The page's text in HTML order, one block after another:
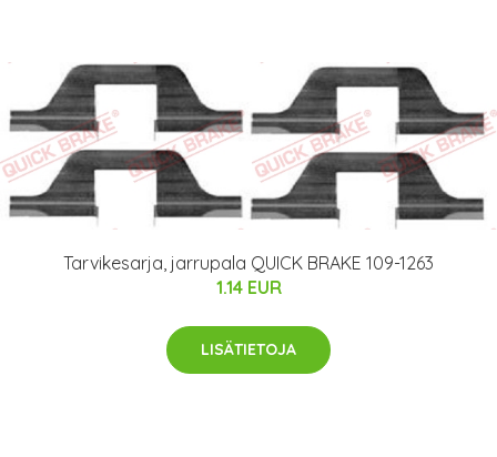
Tarvikesarja, jarrupala QUICK BRAKE 109-1263
1.14 EUR
LISÄTIETOJA